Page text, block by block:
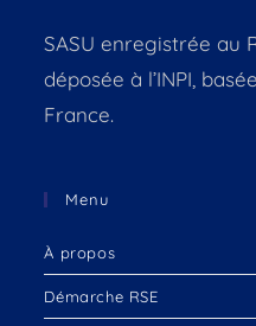
SASU enregistrée au
déposée à l’INPI,
France.
Menu
À propos
Démarche RSE